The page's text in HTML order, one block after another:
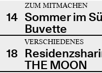
14
ZUM MITMACHEN
Sommer im
Buvette
18
VERSCHIEDENES
THE MOON